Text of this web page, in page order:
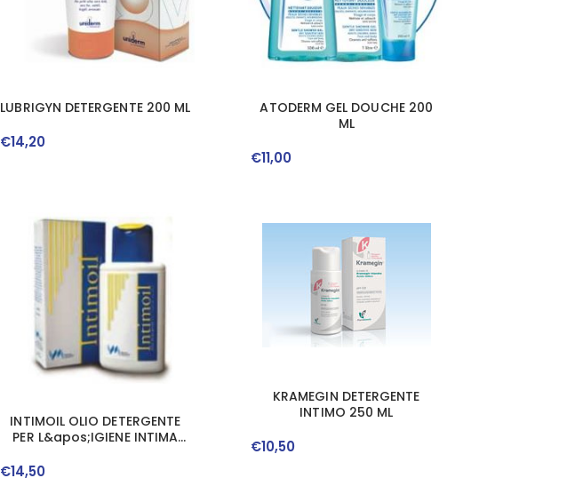
LUBRIGYN DETERGENTE 200 ML
€14,20
ATODERM GEL DOUCHE 200
ML
€11,00
INTIMOIL OLIO DETERGENTE
PER L&apos;IGIENE INTIMA
€14,50
KRAMEGIN DETERGENTE
INTIMO 250 ML
€10,50